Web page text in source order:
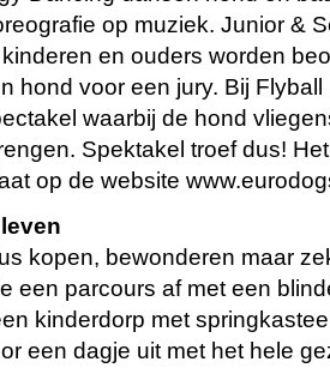
op muziek. Junior &
en ouders worden
hond voor een jury. Bij
waarbij de hond
Spektakel troef dus!
op de website
kopen, bewonderen maar
een parcours af met een
kinderdorp met
een dagje uit met het hele